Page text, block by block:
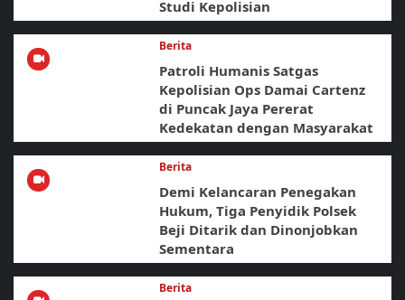
Studi Kepolisian
Berita
Patroli Humanis Satgas
Kepolisian Ops Damai Cartenz
di Puncak Jaya Pererat
Kedekatan dengan Masyarakat
Berita
Demi Kelancaran Penegakan
Hukum, Tiga Penyidik Polsek
Beji Ditarik dan Dinonjobkan
Sementara
Berita